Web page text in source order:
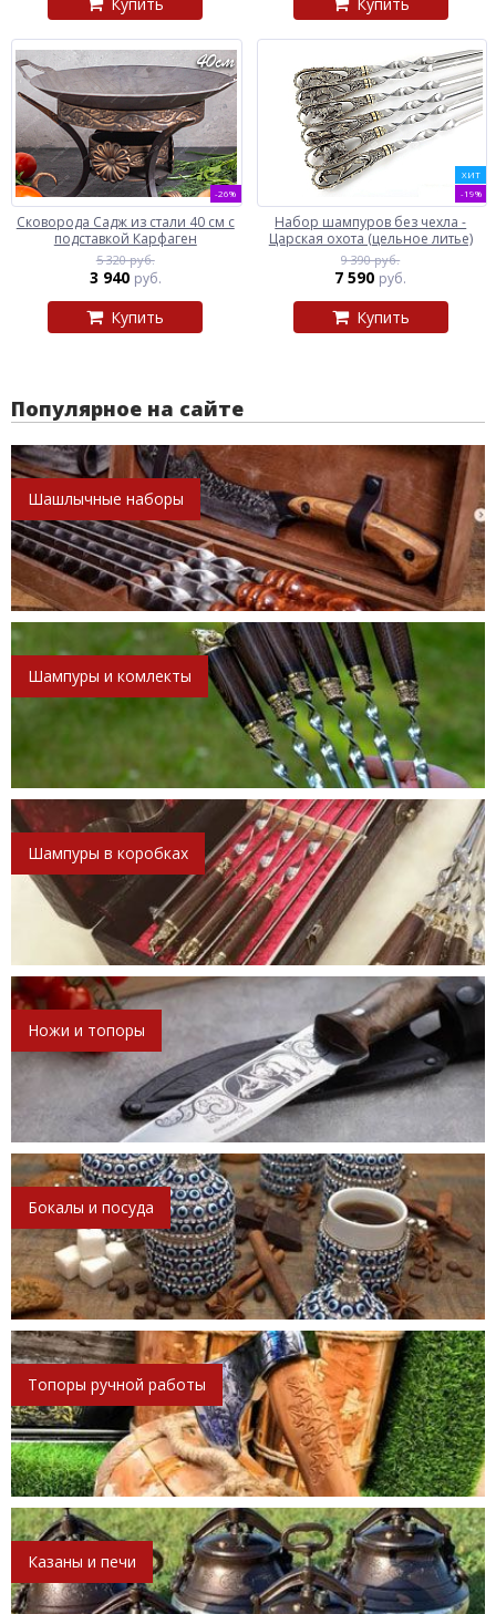
-26%
Сковорода Садж из стали 40 см с
подставкой Карфаген
5 320 руб.
3 940 руб.
Купить
ХИТ
-19%
Набор шампуров без чехла -
Царская охота (цельное литье)
9 390 руб.
7 590 руб.
Купить
Популярное на сайте
Шашлычные наборы
Шампуры и комлекты
Шампуры в коробках
Ножи и топоры
Бокалы и посуда
Топоры ручной работы
Казаны и печи